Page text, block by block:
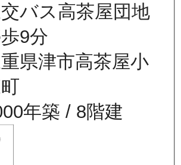
バス高茶屋団地
9分
県津市高茶屋小
年築 / 8階建